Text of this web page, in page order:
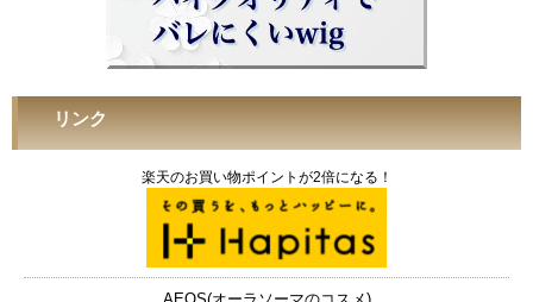
リンク
楽天のお買い物ポイントが2倍になる！